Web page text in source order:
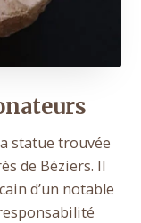
statue trouvée
de Béziers. Il
d’un notable